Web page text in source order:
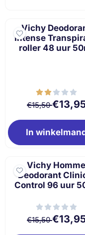
Vichy
Intense
roller 48 uur
Van
€15,50
In
Vichy Homme
Deodorant
Control 96 uur
Van
€15,50